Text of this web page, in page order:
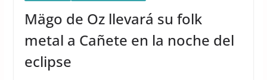
Mägo de Oz llevará su folk
metal a Cañete en la noche del
eclipse